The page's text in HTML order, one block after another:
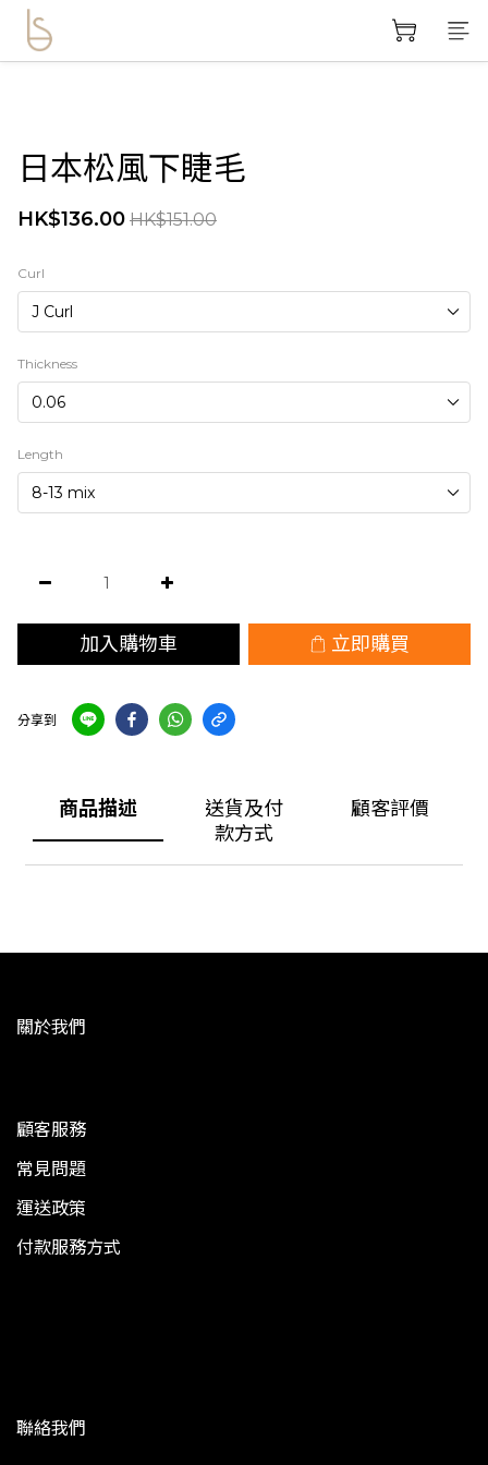
日本松風下睫毛
HK$136.00 HK$151.00
Curl
Thickness
Length
加入購物車 立即購買
分享到
商品描述
送貨及付
款方式
顧客評價
關於我們
顧客服務
常見問題
運送政策
付款服務方式
聯絡我們